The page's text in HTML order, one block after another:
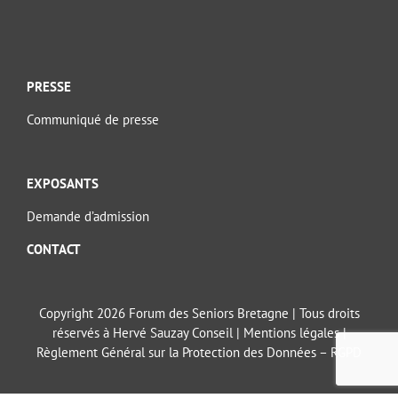
PRESSE
Communiqué de presse
EXPOSANTS
Demande d’admission
CONTACT
Copyright 2026 Forum des Seniors Bretagne | Tous droits
réservés à Hervé Sauzay Conseil | Mentions légales|
Règlement Général sur la Protection des Données – RGPD